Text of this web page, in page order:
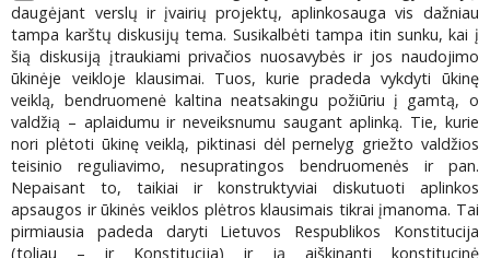
daugėjant verslų ir įvairių projektų, aplinkosauga vis dažniau
tampa karštų diskusijų tema. Susikalbėti tampa itin sunku, kai į
šią diskusiją įtraukiami privačios nuosavybės ir jos naudojimo
ūkinėje veikloje klausimai. Tuos, kurie pradeda vykdyti ūkinę
veiklą, bendruomenė kaltina neatsakingu požiūriu į gamtą, o
valdžią – aplaidumu ir neveiksnumu saugant aplinką. Tie, kurie
nori plėtoti ūkinę veiklą, piktinasi dėl pernelyg griežto valdžios
teisinio reguliavimo, nesupratingos bendruomenės ir pan.
Nepaisant to, taikiai ir konstruktyviai diskutuoti aplinkos
apsaugos ir ūkinės veiklos plėtros klausimais tikrai įmanoma. Tai
pirmiausia padeda daryti Lietuvos Respublikos Konstitucija
(toliau – ir Konstitucija) ir ją aiškinanti konstitucinė